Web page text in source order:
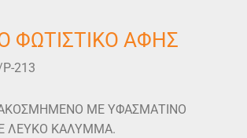
ΦΩΤΙΣΤΙΚΟ ΑΦΗΣ
213
ΜΕ ΥΦΑΣΜΑΤΙΝΟ
ΛΕΥΚΟ ΚΑΛΥΜΜΑ.